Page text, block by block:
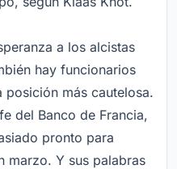
a los alcistas
hay funcionarios
posición más cautelosa.
del Banco de Francia,
pronto para
marzo. Y sus palabras